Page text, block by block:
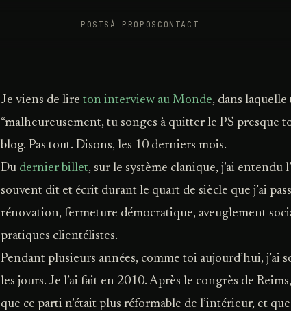
POSTSÀ PROPOS CONTACT
Je viens de lire ton interview au Monde, dans laquelle
“malheureusement, tu songes à quitter le PS presque
blog. Pas tout. Disons, les 10 derniers mois.
Du dernier billet, sur le système clanique, j’ai entendu
souvent dit et écrit durant le quart de siècle que j’ai
rénovation, fermeture démocratique, aveuglement
pratiques clientélistes.
Pendant plusieurs années, comme toi aujourd’hui, j’ai
les jours. Je l’ai fait en 2010. Après le congrès de
que ce parti n’était plus réformable de l’intérieur, et